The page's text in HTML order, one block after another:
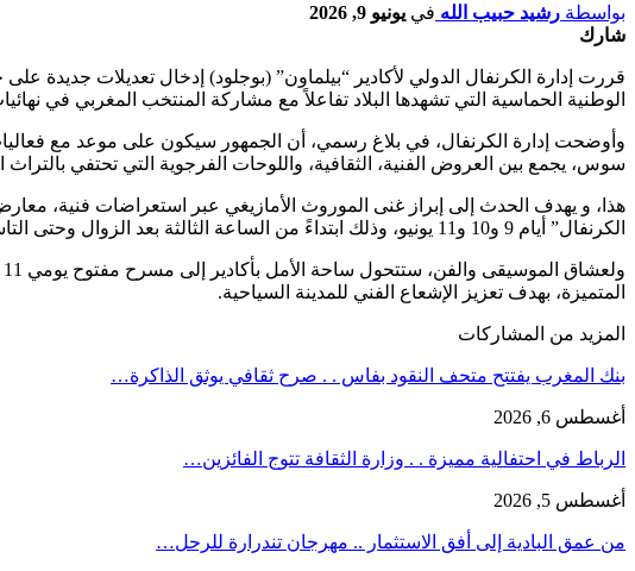
بواسطة رشيد حبيب الله في يونيو 9, 2026
شارك
قررت إدارة الكرنفال الدولي لأكادير “بيلماون” (بوجلود) إدخال تعديلات جديدة
الوطنية الحماسية التي تشهدها البلاد تفاعلاً مع مشاركة المنتخب المغربي في نهائيات كأس العالم 2026، وحرصاً من اللجنة المنظمة على توفير أدق الظروف
سوس، يجمع بين العروض الفنية، الثقافية، واللوحات الفرجوية التي تحتفي بالتراث
هذا، و يهدف الحدث إلى إبراز غنى الموروث الأمازيغي عبر استعراضات فنية،
الكرنفال” أيام 9 و10 و11 يونيو، وذلك ابتداءً من الساعة الثالثة بعد الزوال وحتى التاسعة مساءً. وستقدم القرية باقة من الفقرات الترفيهية والتثقيفية الموجهة لمختلف الفئات العمرية والعائلات.
المتميزة، بهدف تعزيز الإشعاع الفني للمدينة السياحية.
المزيد من المشاركات
بنك المغرب يفتتح متحف النقود بفاس . . صرح ثقافي يوثق الذاكرة…
أغسطس 6, 2026
الرباط في احتفالية مميزة . . وزارة الثقافة تتوج الفائزين…
أغسطس 5, 2026
من عمق البادية إلى أفق الاستثمار .. مهرجان تندرارة للرحل…